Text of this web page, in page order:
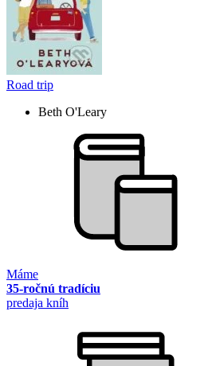
Road trip
Beth O'Leary
Máme
35-ročnú tradíciu
predaja kníh